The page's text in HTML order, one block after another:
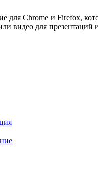
для Chrome и Firefox,
видео для